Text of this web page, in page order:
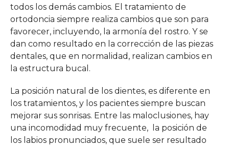
todos los demás cambios. El tratamiento de
ortodoncia siempre realiza cambios que son para
favorecer, incluyendo, la armonía del rostro. Y se
dan como resultado en la corrección de las piezas
dentales, que en normalidad, realizan cambios en
la estructura bucal.
La posición natural de los dientes, es diferente en
los tratamientos, y los pacientes siempre buscan
mejorar sus sonrisas. Entre las maloclusiones, hay
una incomodidad muy frecuente, la posición de
los labios pronunciados, que suele ser resultado